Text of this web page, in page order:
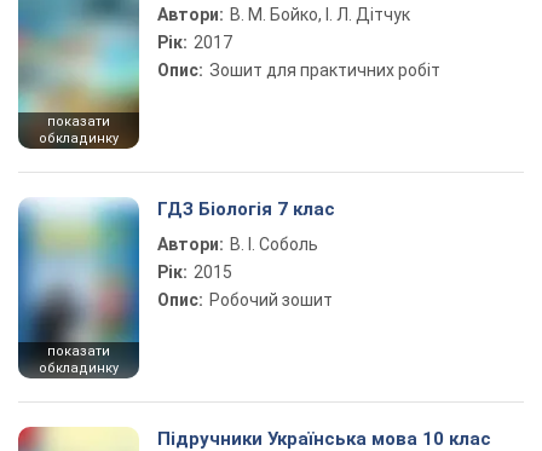
показати
обкладинку
Автори: В. М. Бойко, І. Л. Дітчук
Рік: 2017
Опис: Зошит для практичних робіт
показати
обкладинку
ГДЗ Біологія 7 клас
Автори: В. І. Соболь
Рік: 2015
Опис: Робочий зошит
Підручники Українська мова 10 клас